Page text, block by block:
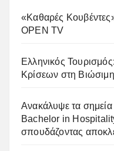
«Καθαρές
OPEN TV
Ελληνικός
Κρίσεων στη
Ανακάλυψε τα
Bachelor in
σπουδάζοντας